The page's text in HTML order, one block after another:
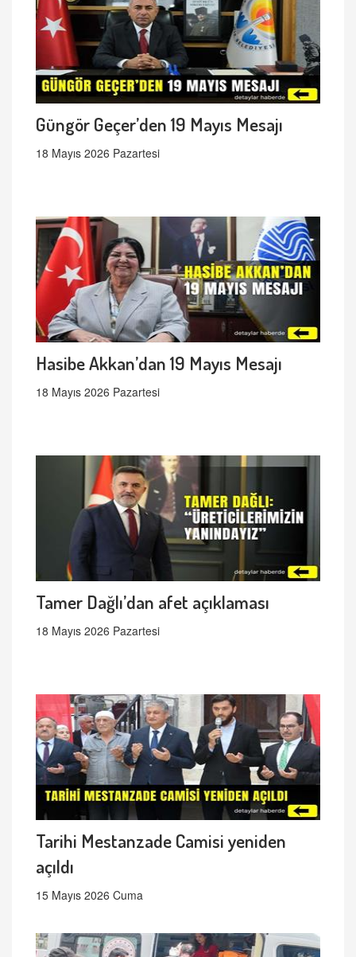
Güngör Geçer’den 19 Mayıs Mesajı
18 Mayıs 2026 Pazartesi
Hasibe Akkan’dan 19 Mayıs Mesajı
18 Mayıs 2026 Pazartesi
Tamer Dağlı’dan afet açıklaması
18 Mayıs 2026 Pazartesi
Tarihi Mestanzade Camisi yeniden
açıldı
15 Mayıs 2026 Cuma